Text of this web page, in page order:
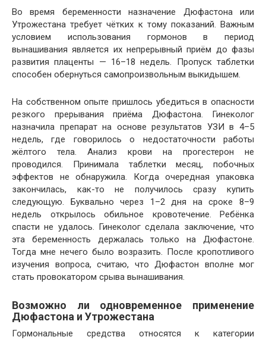
Во время беременности назначение Дюфастона или
Утрожестана требует чётких к тому показаний. Важным
условием использования гормонов в период
вынашивания является их непрерывный приём до фазы
развития плаценты — 16–18 недель. Пропуск таблетки
способен обернуться самопроизвольным выкидышем.
На собственном опыте пришлось убедиться в опасности
резкого прерывания приёма Дюфастона. Гинеколог
назначила препарат на основе результатов УЗИ в 4–5
недель, где говорилось о недостаточности работы
жёлтого тела. Анализ крови на прогестерон не
проводился. Принимала таблетки месяц, побочных
эффектов не обнаружила. Когда очередная упаковка
закончилась, как-то не получилось сразу купить
следующую. Буквально через 1–2 дня на сроке 8–9
недель открылось обильное кровотечение. Ребёнка
спасти не удалось. Гинеколог сделала заключение, что
эта беременность держалась только на Дюфастоне.
Тогда мне нечего было возразить. После кропотливого
изучения вопроса, считаю, что Дюфастон вполне мог
стать провокатором срыва вынашивания.
Возможно ли одновременное применение
Дюфастона и Утрожестана
Гормональные средства относятся к категории